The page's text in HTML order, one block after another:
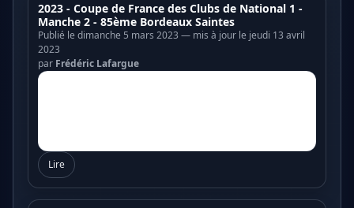
2023 - Coupe de France des Clubs de National 1 -
Manche 2 - 85ème Bordeaux Saintes
Publié le dimanche 5 mars 2023 — mis à jour le jeudi 13 avril
2023
par Frédéric Lafargue
Lire